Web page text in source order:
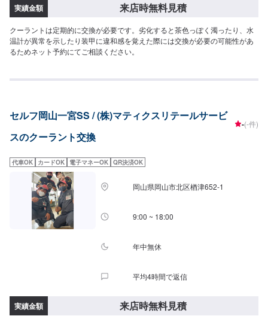
実績金額 来店時無料見積
クーラントは定期的に交換が必要です。劣化すると茶色っぽく濁ったり、水
温計が異常を示したり装甲に違和感を覚えた際には交換が必要の可能性があ
るためネット予約にてご相談ください。
セルフ岡山一宮SS / (株)マティクスリテールサービ
スのクーラント交換
-(-件)
代車OK カードOK 電子マネーOK QR決済OK
岡山県岡山市北区楢津652-1
9:00 ~ 18:00
年中無休
平均4時間で返信
実績金額 来店時無料見積